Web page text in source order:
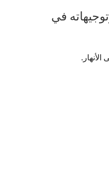
في